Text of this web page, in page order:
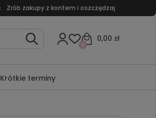
Zrób zakupy z kontem i oszczędzaj
0,00 zł
0
Krótkie terminy